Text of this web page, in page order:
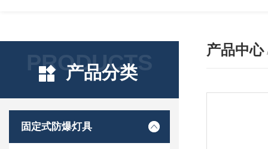
PRODUCTS
产品分类
固定式防爆灯具
产品中心